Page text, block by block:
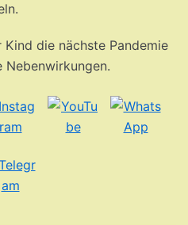
die nächste Pandemie